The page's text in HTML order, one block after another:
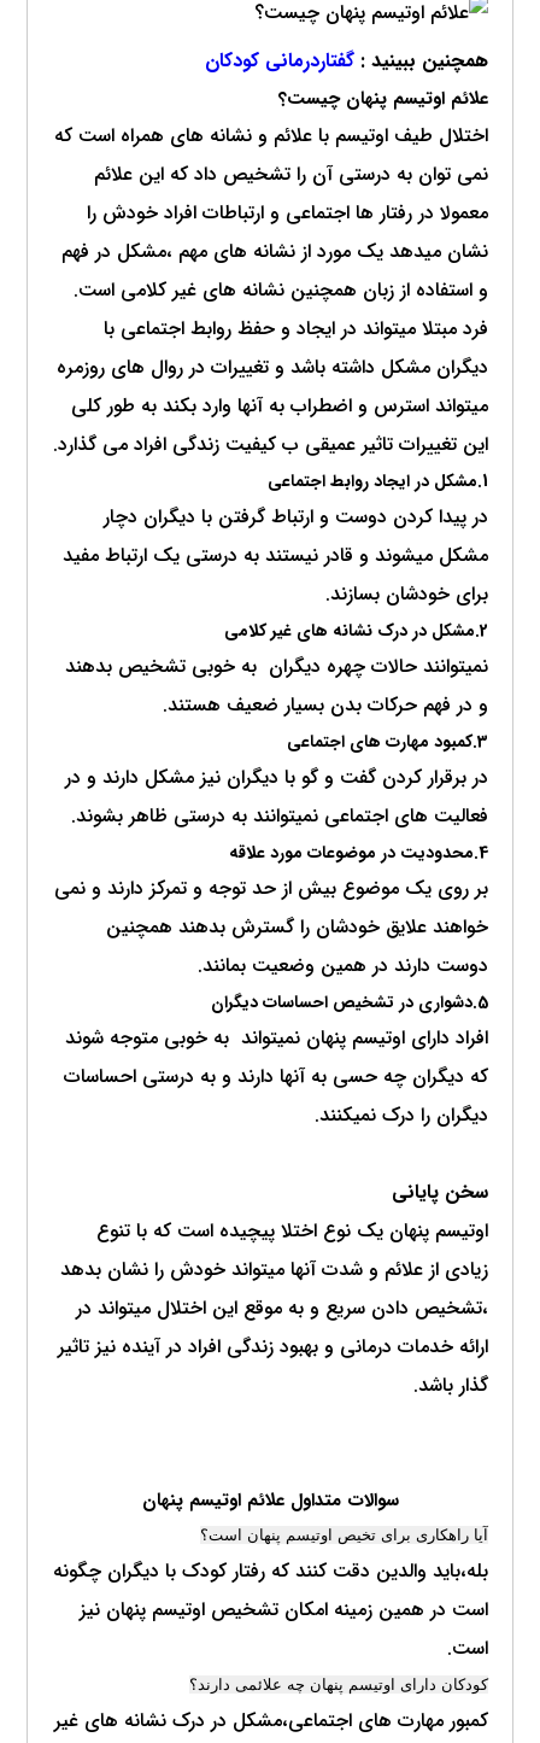
همچنین ببینید :گفتاردرمانی کودکان
علائم اوتیسم پنهان چیست؟
اختلال طیف اوتیسم با علائم و نشانه های همراه است که
نمی توان به درستی آن را تشخیص داد که این علائم
معمولا در رفتار ها اجتماعی و ارتباطات افراد خودش را
نشان میدهد یک مورد از نشانه های مهم ،مشکل در فهم
و استفاده از زبان همچنین نشانه های غیر کلامی است.
فرد مبتلا میتواند در ایجاد و حفظ روابط اجتماعی با
دیگران مشکل داشته باشد و تغییرات در روال های روزمره
میتواند استرس و اضطراب به آنها وارد بکند به طور کلی
این تغییرات تاثیر عمیقی ب کیفیت زندگی افراد می گذارد.
1.مشکل در ایجاد روابط اجتماعی
در پیدا کردن دوست و ارتباط گرفتن با دیگران دچار
مشکل میشوند و قادر نیستند به درستی یک ارتباط مفید
برای خودشان بسازند.
2.مشکل در درک نشانه های غیر کلامی
نمیتوانند حالات چهره دیگران به خوبی تشخیص بدهند
و در فهم حرکات بدن بسیار ضعیف هستند.
3.کمبود مهارت های اجتماعی
در برقرار کردن گفت و گو با دیگران نیز مشکل دارند و در
فعالیت های اجتماعی نمیتوانند به درستی ظاهر بشوند.
4.محدودیت در موضوعات مورد علاقه
بر روی یک موضوع بیش از حد توجه و تمرکز دارند و نمی
خواهند علایق خودشان را گسترش بدهند همچنین
دوست دارند در همین وضعیت بمانند.
5.دشواری در تشخیص احساسات دیگران
افراد دارای اوتیسم پنهان نمیتواند به خوبی متوجه شوند
که دیگران چه حسی به آنها دارند و به درستی احساسات
دیگران را درک نمیکنند.
سخن پایانی
اوتیسم پنهان یک نوع اختلا پیچیده است که با تنوع
زیادی از علائم و شدت آنها میتواند خودش را نشان بدهد
،تشخیص دادن سریع و به موقع این اختلال میتواند در
ارائه خدمات درمانی و بهبود زندگی افراد در آینده نیز تاثیر
گذار باشد.
سوالات متداول علائم اوتیسم پنهان
آیا راهکاری برای تخیص اوتیسم پنهان است؟
بله،باید والدین دقت کنند که رفتار کودک با دیگران چگونه
است در همین زمینه امکان تشخیص اوتیسم پنهان نیز
است.
کودکان دارای اوتیسم پنهان چه علائمی دارند؟
کمبور مهارت های اجتماعی،مشکل در درک نشانه های غیر